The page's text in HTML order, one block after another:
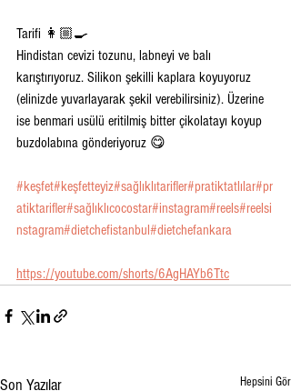
Tarifi 👩🏼‍🍳
Hindistan cevizi tozunu, labneyi ve balı
karıştırıyoruz. Silikon şekilli kaplara koyuyoruz
(elinizde yuvarlayarak şekil verebilirsiniz). Üzerine
ise benmari usülü eritilmiş bitter çikolatayı koyup
buzdolabına gönderiyoruz 😋
#keşfet#keşfetteyiz#sağlıklıtarifler#pratiktatlılar#pr
atiktarifler#sağlıklıcocostar#instagram#reels#reelsi
nstagram#dietchefistanbul#dietchefankara
https://youtube.com/shorts/6AgHAYb6Ttc
Son Yazılar Hepsini Gör